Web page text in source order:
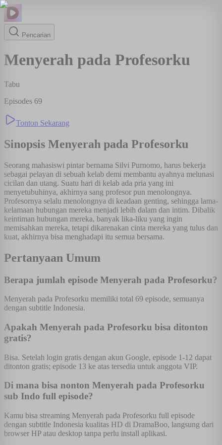
Pencarian
Menyerah pada Profesorku
Tabu
Episodes 69
Tonton Sekarang
Sinopsis Menyerah pada Profesorku
Seorang mahasiswi pintar bernama Silvi Purnomo, harus bekerja
sebagai pelayan di sebuah kelab demi membantu ayahnya melunasi
cicilan dan utang. Suatu hari di kelab ada pria yang ini
menyetubuhinya, akhirnya sang profesor pun menolongnya.
Profesornya selalu menolongnya di keadaan genting, sehingga lama-
kelamaan hubungan mereka menjadi lebih dalam dan intim. Dibalik
keintiman hubungan mereka, banyak lika-liku yang ingin
memisahkan mereka, tetapi dikarenakan cinta mereka yang tulus dan
kuat, akhirnya bisa menghadapi itu semua bersama.
Pertanyaan Umum
Berapa jumlah episode Menyerah pada Profesorku?
Menyerah pada Profesorku memiliki total 69 episode, semuanya
dengan subtitle Indonesia.
Apakah Menyerah pada Profesorku bisa ditonton
gratis?
Bisa. Setelah login gratis dengan akun Google, episode 1-12 dapat
ditonton gratis; episode 13 ke atas tersedia untuk anggota VIP.
Di mana bisa nonton Menyerah pada Profesorku
sub Indo full episode?
Kamu bisa streaming Menyerah pada Profesorku full episode
dengan subtitle Indonesia kualitas HD di DramaBoo, langsung dari
browser HP atau desktop tanpa perlu install aplikasi.